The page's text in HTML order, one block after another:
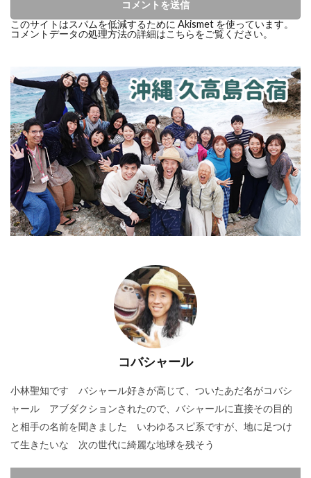
このサイトはスパムを低減するために Akismet を使っています。
コメントデータの処理方法の詳細はこちらをご覧ください。
コバシャール
小林聖知です バシャール好きが高じて、ついたあだ名がコバシ
ャール アブダクションされたので、バシャールに直接その目的
と相手の名前を聞きました いわゆるスピ系ですが、地に足つけ
て生きたいな 次の世代に綺麗な地球を残そう